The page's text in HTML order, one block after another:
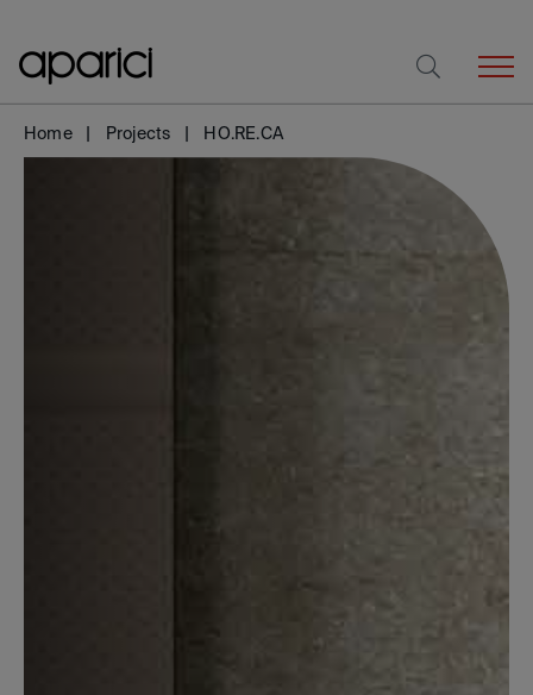
Home Projects HO.RE.CA